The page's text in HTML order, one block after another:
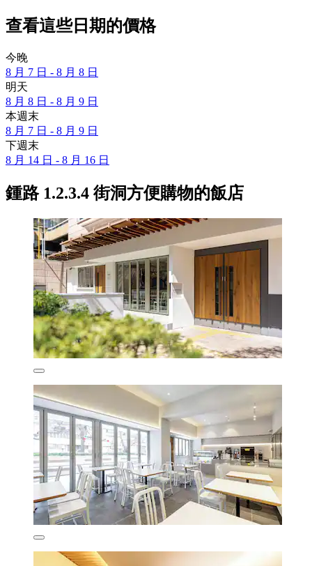
查看這些日期的價格
今晚
8 月 7 日 - 8 月 8 日
明天
8 月 8 日 - 8 月 9 日
本週末
8 月 7 日 - 8 月 9 日
下週末
8 月 14 日 - 8 月 16 日
鍾路 1.2.3.4 街洞方便購物的飯店